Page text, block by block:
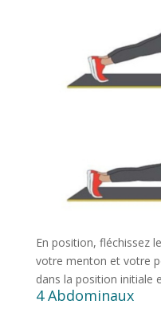
En position, fléchissez
votre menton et votre
dans la position initiale
4 Abdominaux